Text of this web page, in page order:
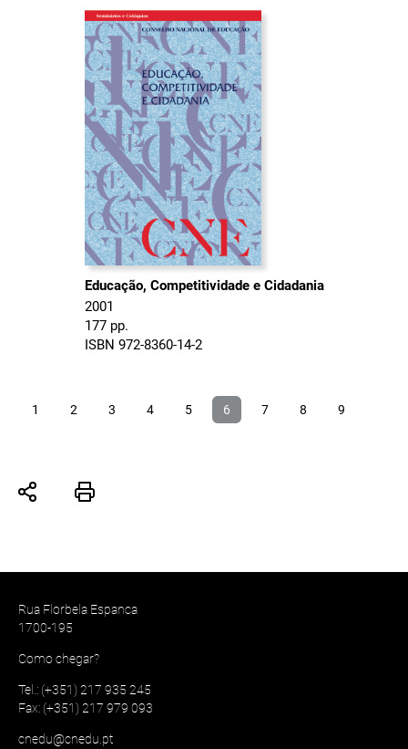
Educação, Competitividade e Cidadania
2001
177 pp.
ISBN 972-8360-14-2
1 2 3 4 5 6 7 8 9
Rua Florbela Espanca
1700-195
Como chegar?
Tel.: (+351) 217 935 245
Fax: (+351) 217 979 093
cnedu@cnedu.pt